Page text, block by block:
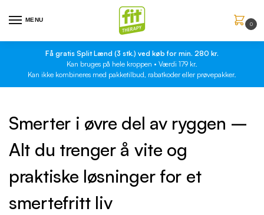
MENU
0
Få gratis Split Lænd (3 stk.) ved køb for min. 280 kr.
Kan bruges på hele kroppen • Værdi 179 kr.
Kan ikke kombineres med pakketilbud, rabatkoder eller prøvepakker.
Smerter i øvre del av ryggen –
Alt du trenger å vite og
praktiske løsninger for et
smertefritt liv